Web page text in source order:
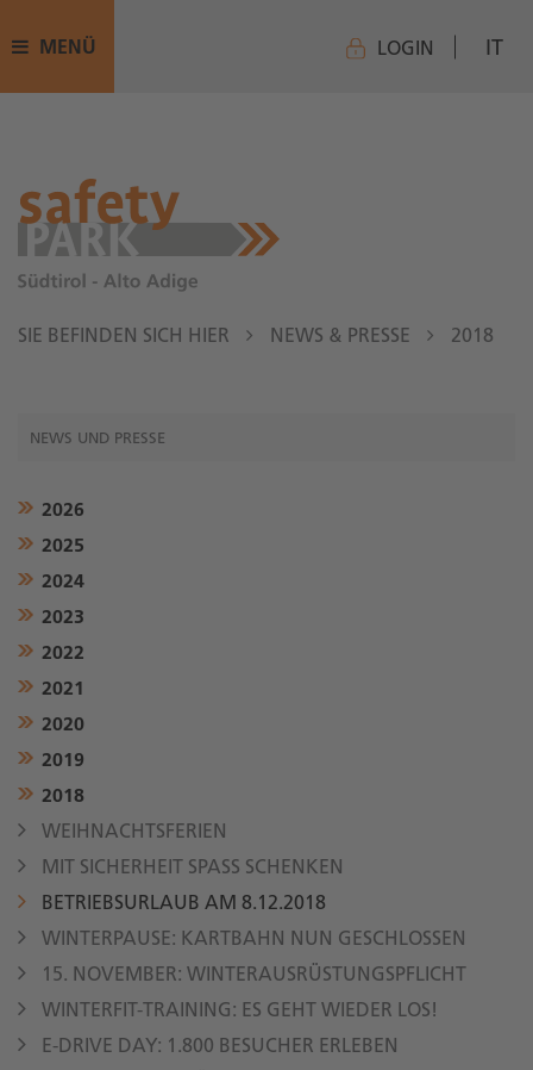
MENÜ LOGIN IT
SIE BEFINDEN SICH HIER NEWS & PRESSE 2018
NEWS UND PRESSE
2026
2025
2024
2023
2022
2021
2020
2019
2018
WEIHNACHTSFERIEN
MIT SICHERHEIT SPASS SCHENKEN
BETRIEBSURLAUB AM 8.12.2018
WINTERPAUSE: KARTBAHN NUN GESCHLOSSEN
15. NOVEMBER: WINTERAUSRÜSTUNGSPFLICHT
WINTERFIT-TRAINING: ES GEHT WIEDER LOS!
E-DRIVE DAY: 1.800 BESUCHER ERLEBEN